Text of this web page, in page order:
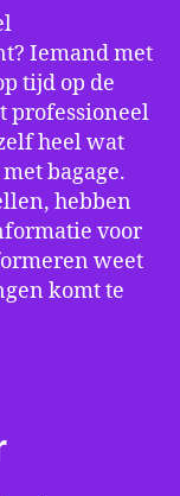
Iemand met
tijd op de
professioneel
heel wat
bagage.
hebben
voor
weet
komt te